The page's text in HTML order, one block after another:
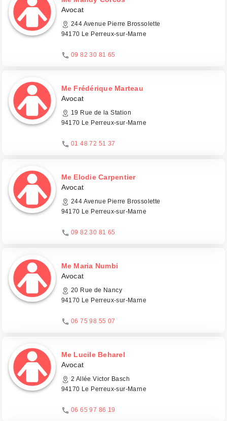
Avocat
244 Avenue Pierre Brossolette
94170 Le Perreux-sur-Marne
09 82 30 81 65
Me Frédérique Marteau
Avocat
19 Rue de la Station
94170 Le Perreux-sur-Marne
01 48 72 51 37
Me Elodie Carpentier
Avocat
244 Avenue Pierre Brossolette
94170 Le Perreux-sur-Marne
09 82 30 81 65
Me Maria Numbi
Avocat
20 Rue de Nancy
94170 Le Perreux-sur-Marne
06 75 98 55 07
Me Lucile Beharel
Avocat
2 Allée Victor Basch
94170 Le Perreux-sur-Marne
06 65 97 86 19